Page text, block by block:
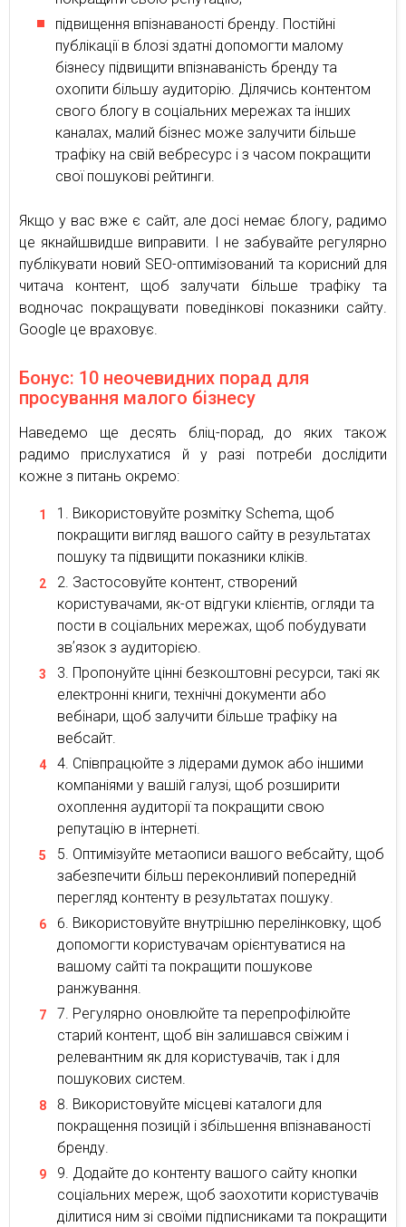
підвищення впізнаваності бренду. Постійні
публікації в блозі здатні допомогти малому
бізнесу підвищити впізнаваність бренду та
охопити більшу аудиторію. Ділячись контентом
свого блогу в соціальних мережах та інших
каналах, малий бізнес може залучити більше
трафіку на свій вебресурс і з часом покращити
свої пошукові рейтинги.
Якщо у вас вже є сайт, але досі немає блогу, радимо
це якнайшвидше виправити. І не забувайте регулярно
публікувати новий SEO-оптимізований та корисний для
читача контент, щоб залучати більше трафіку та
водночас покращувати поведінкові показники сайту.
Google це враховує.
Бонус: 10 неочевидних порад для
просування малого бізнесу
Наведемо ще десять бліц-порад, до яких також
радимо прислухатися й у разі потреби дослідити
кожне з питань окремо:
Використовуйте розмітку Schema, щоб
покращити вигляд вашого сайту в результатах
пошуку та підвищити показники кліків.
Застосовуйте контент, створений
користувачами, як-от відгуки клієнтів, огляди та
пости в соціальних мережах, щоб побудувати
звʼязок з аудиторією.
Пропонуйте цінні безкоштовні ресурси, такі як
електронні книги, технічні документи або
вебінари, щоб залучити більше трафіку на
вебсайт.
Співпрацюйте з лідерами думок або іншими
компаніями у вашій галузі, щоб розширити
охоплення аудиторії та покращити свою
репутацію в інтернеті.
Оптимізуйте метаописи вашого вебсайту, щоб
забезпечити більш переконливий попередній
перегляд контенту в результатах пошуку.
Використовуйте внутрішню перелінковку, щоб
допомогти користувачам орієнтуватися на
вашому сайті та покращити пошукове
ранжування.
Регулярно оновлюйте та перепрофілюйте
старий контент, щоб він залишався свіжим і
релевантним як для користувачів, так і для
пошукових систем.
Використовуйте місцеві каталоги для
покращення позицій і збільшення впізнаваності
бренду.
Додайте до контенту вашого сайту кнопки
соціальних мереж, щоб заохотити користувачів
ділитися ним зі своїми підписниками та покращити